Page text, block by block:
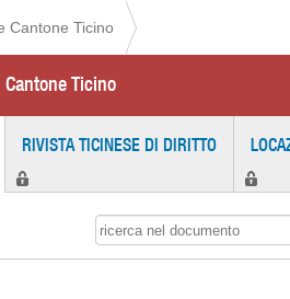
Cantone Ticino
Ticino
RIVISTA TICINESE DI DIRITTO